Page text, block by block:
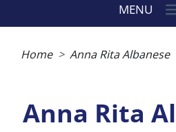
MENU
Home Anna Rita Albanese
Anna Rita